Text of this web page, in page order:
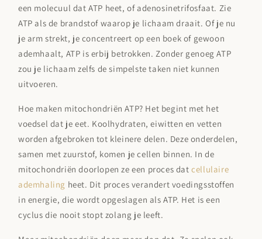
een molecuul dat ATP heet, of adenosinetrifosfaat. Zie
ATP als de brandstof waarop je lichaam draait. Of je nu
je arm strekt, je concentreert op een boek of gewoon
ademhaalt, ATP is erbij betrokken. Zonder genoeg ATP
zou je lichaam zelfs de simpelste taken niet kunnen
uitvoeren.
Hoe maken mitochondriën ATP? Het begint met het
voedsel dat je eet. Koolhydraten, eiwitten en vetten
worden afgebroken tot kleinere delen. Deze onderdelen,
samen met zuurstof, komen je cellen binnen. In de
mitochondriën doorlopen ze een proces dat cellulaire
ademhaling heet. Dit proces verandert voedingsstoffen
in energie, die wordt opgeslagen als ATP. Het is een
cyclus die nooit stopt zolang je leeft.